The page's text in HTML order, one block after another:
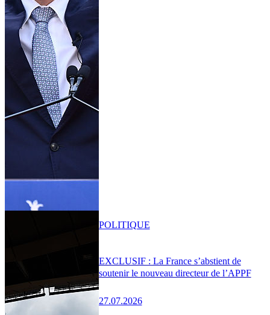
EXCLUSIF : La France s’abstient de
soutenir le nouveau directeur de l’APPF
27.07.2026
POLITIQUE